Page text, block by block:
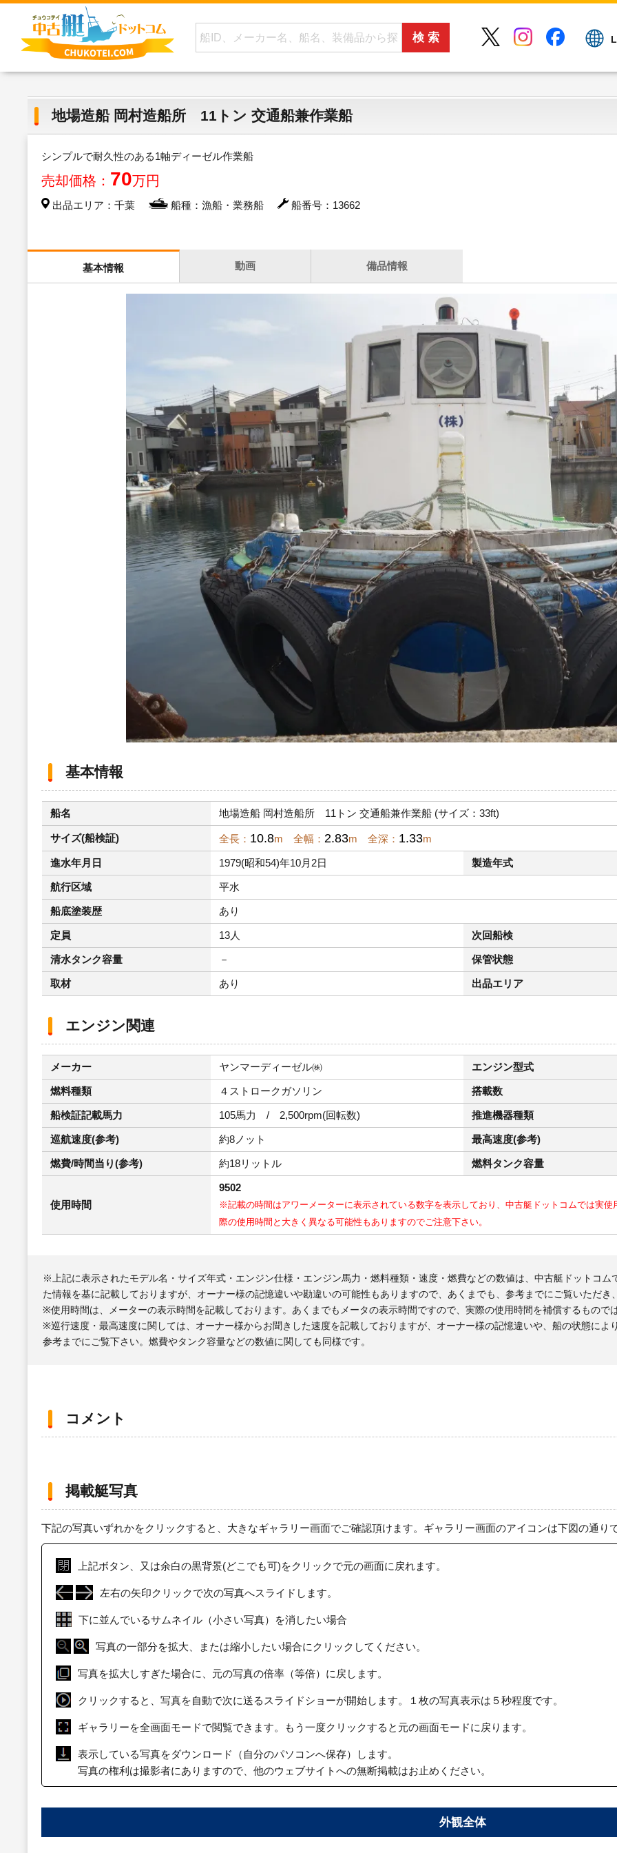
地場造船 岡村造船所 11トン 交通船兼作業船
シンプルで耐久性のある1軸ディーゼル作業船
売却価格： 70万円
出品エリア：千葉 船種：漁船・業務船 船番号：13662
基本情報 動画 備品情報
基本情報
船名 地場造船 岡村造船所 11トン 交通船兼作業船 (サイズ：33ft)
サイズ(船検証) 全長： 10.8m 全幅： 2.83m 全深： 1.33m
進水年月日 1979(昭和54)年10月2日 製造年式
航行区域 平水
船底塗装歴 あり
定員 13人 次回船検
清水タンク容量 － 保管状態
取材 あり 出品エリア
エンジン関連
メーカー ヤンマーディーゼル㈱ エンジン型式
燃料種類 ４ストロークガソリン 搭載数
船検証記載馬力 105馬力 / 2,500rpm(回転数) 推進機器種類
巡航速度(参考) 約8ノット 最高速度(参考)
燃費/時間当り(参考) 約18リットル 燃料タンク容量
使用時間
9502
※記載の時間はアワーメーターに表示されている数字を表示しており、中古艇ドットコムでは実
際の使用時間と大きく異なる可能性もありますのでご注意下さい。
※上記に表示されたモデル名・サイズ年式・エンジン仕様・エンジン馬力・燃料種類・速度・燃費などの数値は、中古艇ドットコ
た情報を基に記載しておりますが、オーナー様の記憶違いや勘違いの可能性もありますので、あくまでも、参考までにご覧いただ
※使用時間は、メーターの表示時間を記載しております。あくまでもメータの表示時間ですので、実際の使用時間を補償するもので
※巡行速度・最高速度に関しては、オーナー様からお聞きした速度を記載しておりますが、オーナー様の記憶違いや、船の状態に
参考までにご覧下さい。燃費やタンク容量などの数値に関しても同様です。
コメント
掲載艇写真
下記の写真いずれかをクリックすると、大きなギャラリー画面でご確認頂けます。ギャラリー画面のアイコンは下図の通り
上記ボタン、又は余白の黒背景(どこでも可)をクリックで元の画面に戻れます。
左右の矢印クリックで次の写真へスライドします。
下に並んでいるサムネイル（小さい写真）を消したい場合
写真の一部分を拡大、または縮小したい場合にクリックしてください。
写真を拡大しすぎた場合に、元の写真の倍率（等倍）に戻します。
クリックすると、写真を自動で次に送るスライドショーが開始します。１枚の写真表示は５秒程度です。
ギャラリーを全画面モードで閲覧できます。もう一度クリックすると元の画面モードに戻ります。
表示している写真をダウンロード（自分のパソコンへ保存）します。
写真の権利は撮影者にありますので、他のウェブサイトへの無断掲載はお止めください。
外観全体